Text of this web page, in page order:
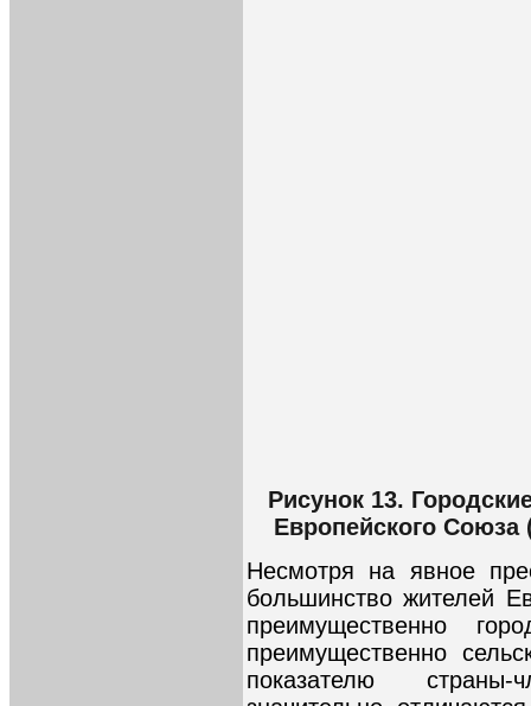
Рисунок 13.
Европейского
Несмотря на явное
большинство жителей
преимущественно
преимущественно
показателю